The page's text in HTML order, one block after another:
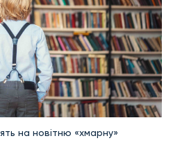
на новітню «хмарну»